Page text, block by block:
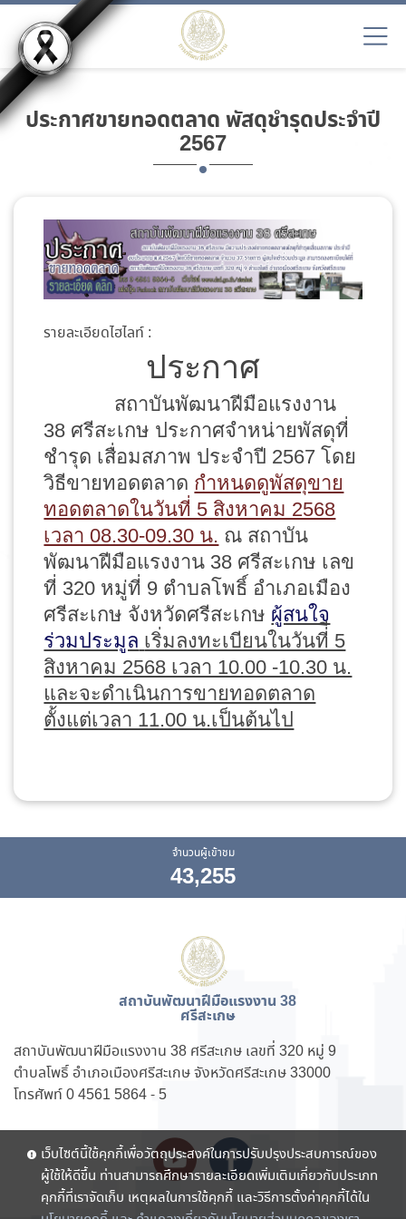
ประกาศขายทอดตลาด พัสดุชำรุดประจำปี
2567
รายละเอียดไฮไลท์ :
ประกาศ
สถาบันพัฒนาฝีมือแรงงาน
38 ศรีสะเกษ ประกาศจำหน่ายพัสดุที่
ชำรุด เสื่อมสภาพ ประจำปี 2567 โดย
วิธีขายทอดตลาด กำหนดดูพัสดุขาย
ทอดตลาดในวันที่ 5 สิงหาคม 2568
เวลา 08.30-09.30 น. ณ สถาบัน
พัฒนาฝีมือแรงงาน 38 ศรีสะเกษ เลข
ที่ 320 หมู่ที่ 9 ตำบลโพธิ์ อำเภอเมือง
ศรีสะเกษ จังหวัดศรีสะเกษ ผู้สนใจ
ร่วมประมูล เริ่มลงทะเบียนในวันที่ี 5
สิงหาคม 2568 เวลา 10.00 -10.30 น.
และจะดำเนินการขายทอดตลาด
ตั้งแต่เวลา 11.00 น.เป็นต้นไป
จำนวนผู้เข้าชม
43,255
สถาบันพัฒนาฝีมือแรงงาน 38
ศรีสะเกษ
สถาบันพัฒนาฝีมือแรงงาน 38 ศรีสะเกษ เลขที่ 320 หมู่ 9
ตำบลโพธิ์ อำเภอเมืองศรีสะเกษ จังหวัดศรีสะเกษ 33000
โทรศัพท์ 0 4561 5864 - 5
เว็บไซต์นี้ใช้คุกกี้เพื่อวัตถุประสงค์ในการปรับปรุงประสบการณ์ของ
ผู้ใช้ให้ดีขึ้น ท่านสามารถศึกษารายละเอียดเพิ่มเติมเกี่ยวกับประเภท
คุกกี้ที่เราจัดเก็บ เหตุผลในการใช้คุกกี้ และวิธีการตั้งค่าคุกกี้ได้ใน